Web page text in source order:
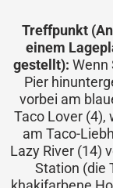
Treffpunkt
einem
gestellt): Wenn
Pier
vorbei am
Taco Lover (4),
am Taco-
Lazy River (14)
Station (die